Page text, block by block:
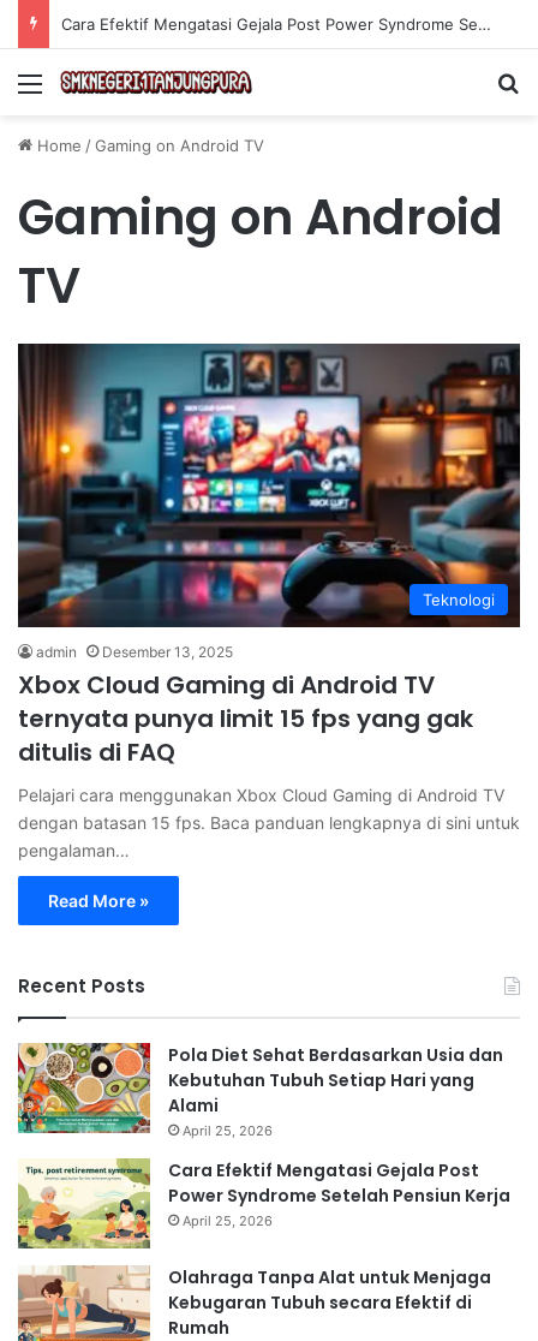
Cara Efektif Mengatasi Gejala Post Power Syndrome Setelah Pensiun Kerja
Menu
Home /Gaming on Android TV
Gaming on Android
TV
Teknologi
admin Desember 13, 2025
Xbox Cloud Gaming di Android TV
ternyata punya limit 15 fps yang gak
ditulis di FAQ
Pelajari cara menggunakan Xbox Cloud Gaming di Android TV
dengan batasan 15 fps. Baca panduan lengkapnya di sini untuk
pengalaman…
Read More »
Recent Posts
Pola Diet Sehat Berdasarkan Usia dan
Kebutuhan Tubuh Setiap Hari yang
Alami
April 25, 2026
Cara Efektif Mengatasi Gejala Post
Power Syndrome Setelah Pensiun Kerja
April 25, 2026
Olahraga Tanpa Alat untuk Menjaga
Kebugaran Tubuh secara Efektif di
Rumah